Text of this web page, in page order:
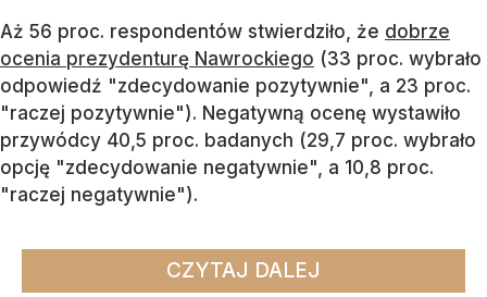
Aż 56 proc. respondentów stwierdziło, że dobrze
ocenia prezydenturę Nawrockiego (33 proc. wybrało
odpowiedź "zdecydowanie pozytywnie", a 23 proc.
"raczej pozytywnie"). Negatywną ocenę wystawiło
przywódcy 40,5 proc. badanych (29,7 proc. wybrało
opcję "zdecydowanie negatywnie", a 10,8 proc.
"raczej negatywnie").
CZYTAJ DALEJ